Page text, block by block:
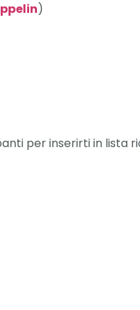
)
per inserirti in lista